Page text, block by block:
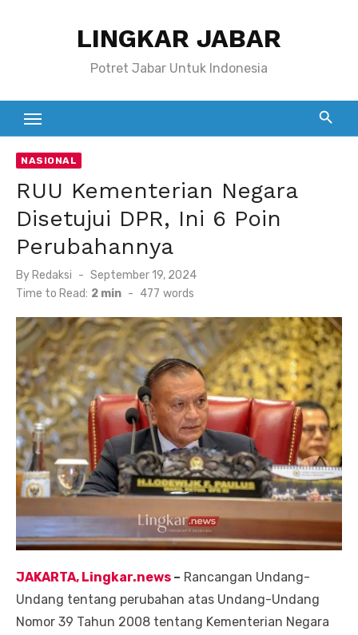
LINGKAR JABAR
Potret Jabar Untuk Indonesia
NASIONAL
RUU Kementerian Negara
Disetujui DPR, Ini 6 Poin
Perubahannya
By Redaksi
Posted
on
September 19, 2024
Time to Read: 2 min - 477 words
JAKARTA, Lingkar.news – Rancangan Undang-
Undang tentang perubahan atas Undang-Undang
Nomor 39 Tahun 2008 tentang Kementerian Negara